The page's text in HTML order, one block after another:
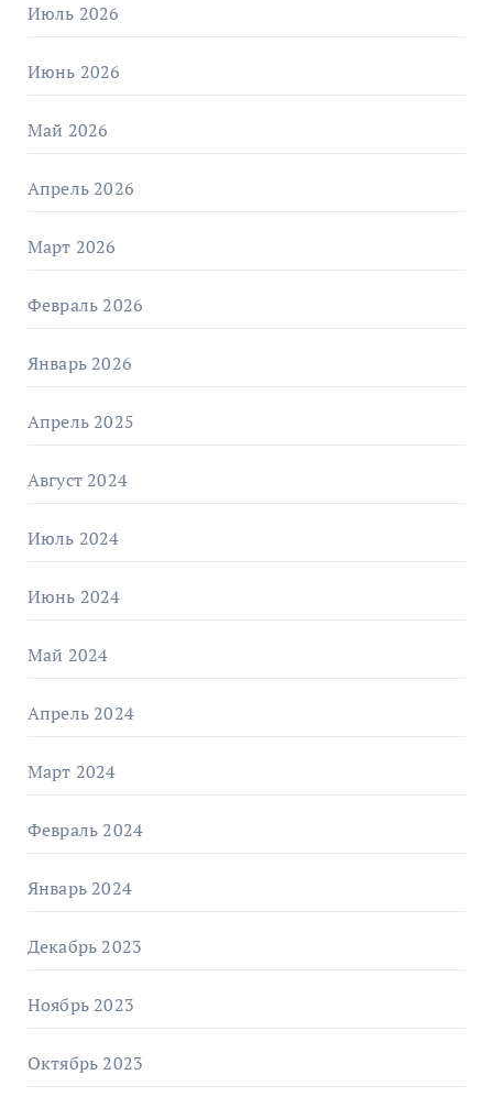
Июль 2026
Июнь 2026
Май 2026
Апрель 2026
Март 2026
Февраль 2026
Январь 2026
Апрель 2025
Август 2024
Июль 2024
Июнь 2024
Май 2024
Апрель 2024
Март 2024
Февраль 2024
Январь 2024
Декабрь 2023
Ноябрь 2023
Октябрь 2023